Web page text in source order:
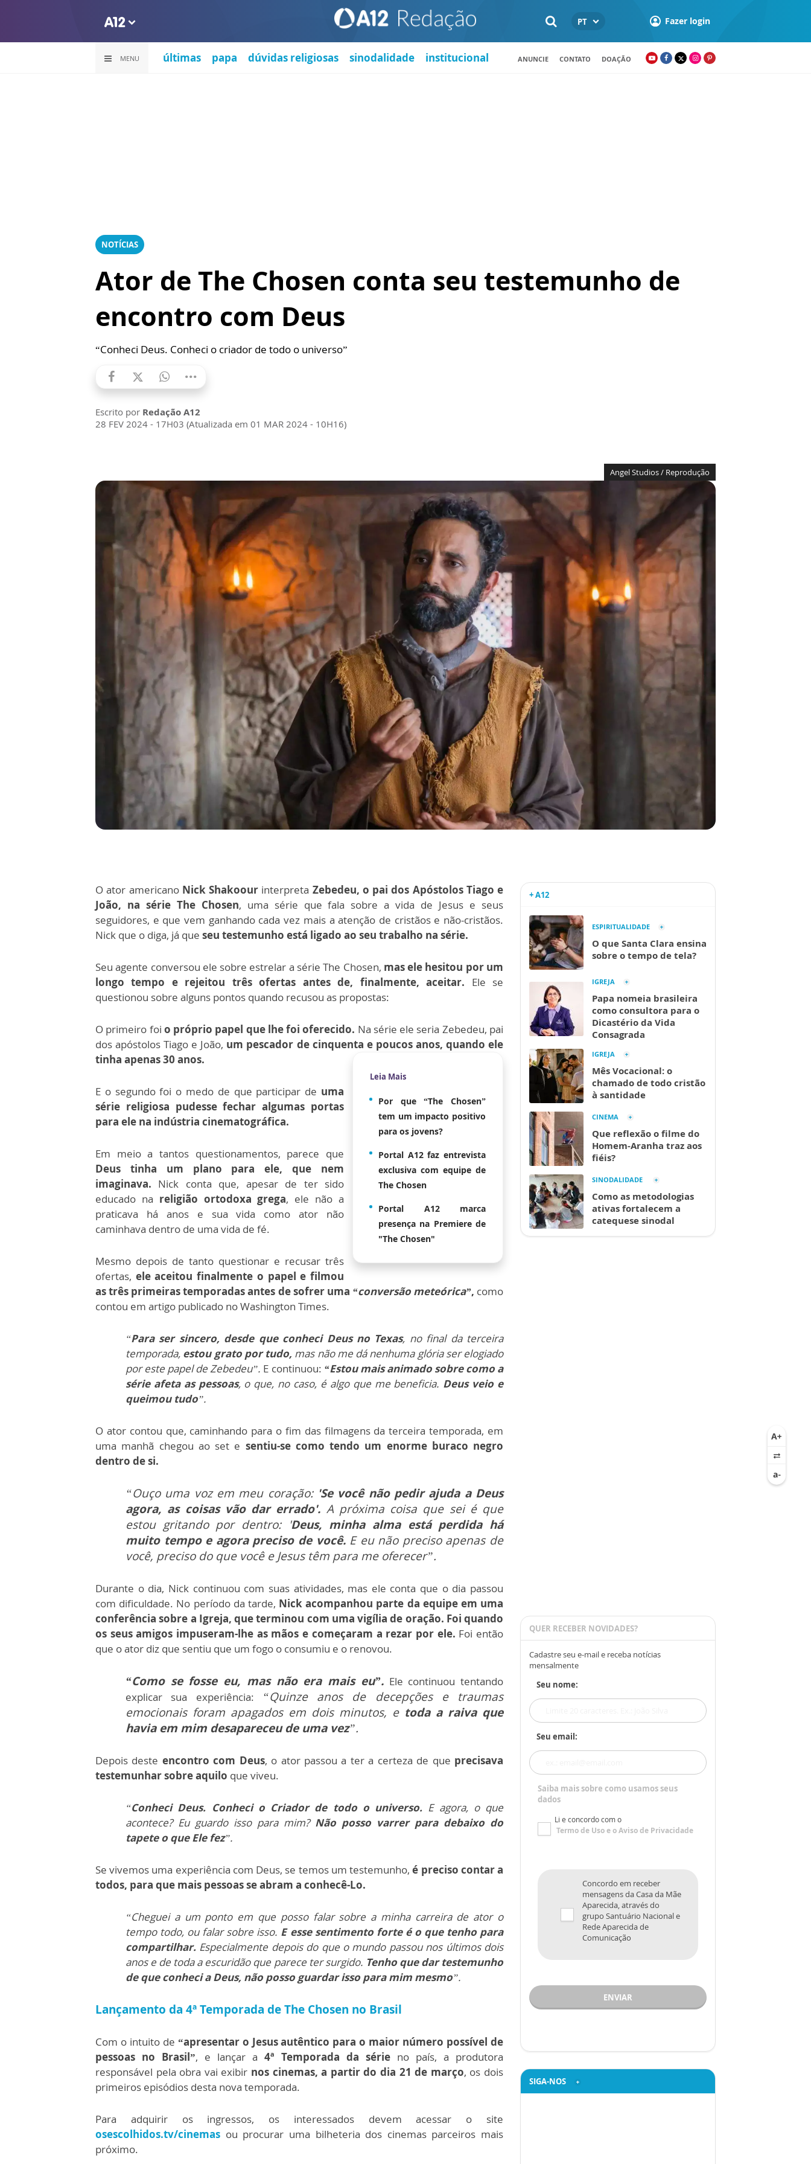
PT Fazer login
MENU últimas papa dúvidas religiosas sinodalidade institucional ANUNCIE CONTATO DOAÇÃO
NOTÍCIAS
Ator de The Chosen conta seu testemunho de
encontro com Deus
“Conheci Deus. Conheci o criador de todo o universo”
Escrito por Redação A12
28 FEV 2024 - 17H03 (Atualizada em 01 MAR 2024 - 10H16)
Angel Studios / Reprodução
O ator americano Nick Shakoour interpreta Zebedeu, o pai dos Apóstolos Tiago e
João, na série The Chosen, uma série que fala sobre a vida de Jesus e seus
seguidores, e que vem ganhando cada vez mais a atenção de cristãos e não-cristãos.
Nick que o diga, já que seu testemunho está ligado ao seu trabalho na série.
Seu agente conversou ele sobre estrelar a série The Chosen, mas ele hesitou por um
longo tempo e rejeitou três ofertas antes de, finalmente, aceitar. Ele se
questionou sobre alguns pontos quando recusou as propostas:
O primeiro foi o próprio papel que lhe foi oferecido. Na série ele seria Zebedeu, pai
dos apóstolos Tiago e João, um pescador de cinquenta e poucos anos, quando ele
tinha apenas 30 anos.
Leia Mais
Por que “The Chosen”
tem um impacto positivo
para os jovens?
Portal A12 faz entrevista
exclusiva com equipe de
The Chosen
Portal A12 marca
presença na Premiere de
"The Chosen"
E o segundo foi o medo de que participar de uma
série religiosa pudesse fechar algumas portas
para ele na indústria cinematográfica.
Em meio a tantos questionamentos, parece que
Deus tinha um plano para ele, que nem
imaginava. Nick conta que, apesar de ter sido
educado na religião ortodoxa grega, ele não a
praticava há anos e sua vida como ator não
caminhava dentro de uma vida de fé.
Mesmo depois de tanto questionar e recusar três
ofertas, ele aceitou finalmente o papel e filmou
as três primeiras temporadas antes de sofrer uma “conversão meteórica”, como
contou em artigo publicado no Washington Times.
“Para ser sincero, desde que conheci Deus no Texas, no final da terceira
temporada, estou grato por tudo, mas não me dá nenhuma glória ser elogiado
por este papel de Zebedeu”. E continuou: “Estou mais animado sobre como a
série afeta as pessoas, o que, no caso, é algo que me beneficia. Deus veio e
queimou tudo”.
O ator contou que, caminhando para o fim das filmagens da terceira temporada, em
uma manhã chegou ao set e sentiu-se como tendo um enorme buraco negro
dentro de si.
“Ouço uma voz em meu coração: 'Se você não pedir ajuda a Deus
agora, as coisas vão dar errado'. A próxima coisa que sei é que
estou gritando por dentro: ' Deus, minha alma está perdida há
muito tempo e agora preciso de você. E eu não preciso apenas de
você, preciso do que você e Jesus têm para me oferecer”.
Durante o dia, Nick continuou com suas atividades, mas ele conta que o dia passou
com dificuldade. No período da tarde, Nick acompanhou parte da equipe em uma
conferência sobre a Igreja, que terminou com uma vigília de oração. Foi quando
os seus amigos impuseram-lhe as mãos e começaram a rezar por ele. Foi então
que o ator diz que sentiu que um fogo o consumiu e o renovou.
“Como se fosse eu, mas não era mais eu”. Ele continuou tentando
explicar sua experiência:
“Quinze anos de decepções e traumas
emocionais foram apagados em dois minutos, e toda a raiva que
havia em mim desapareceu de uma vez”.
Depois deste encontro com Deus, o ator passou a ter a certeza de que precisava
testemunhar sobre aquilo que viveu.
“Conheci Deus. Conheci o Criador de todo o universo. E agora, o que
acontece? Eu guardo isso para mim? Não posso varrer para debaixo do
tapete o que Ele fez”.
Se vivemos uma experiência com Deus, se temos um testemunho,é preciso contar a
todos, para que mais pessoas se abram a conhecê-Lo.
“Cheguei a um ponto em que posso falar sobre a minha carreira de ator o
tempo todo, ou falar sobre isso. E esse sentimento forte é o que tenho para
compartilhar. Especialmente depois do que o mundo passou nos últimos dois
anos e de toda a escuridão que parece ter surgido. Tenho que dar testemunho
de que conheci a Deus, não posso guardar isso para mim mesmo”.
Lançamento da 4ª Temporada de The Chosen no Brasil
Com o intuito de “apresentar o Jesus autêntico para o maior número possível de
pessoas no Brasil”, e lançar a 4ª Temporada da série no país, a produtora
responsável pela obra vai exibir nos cinemas, a partir do dia 21 de março, os dois
primeiros episódios desta nova temporada.
Para adquirir os ingressos, os interessados devem acessar o site
osescolhidos.tv/cinemas ou procurar uma bilheteria dos cinemas parceiros mais
próximo.
+ A12
ESPIRITUALIDADE
O que Santa Clara ensina
sobre o tempo de tela?
IGREJA
Papa nomeia brasileira
como consultora para o
Dicastério da Vida
Consagrada
IGREJA
Mês Vocacional: o
chamado de todo cristão
à santidade
CINEMA
Que reflexão o filme do
Homem-Aranha traz aos
fiéis?
SINODALIDADE
Como as metodologias
ativas fortalecem a
catequese sinodal
QUER RECEBER NOVIDADES?
Cadastre seu e-mail e receba notícias
mensalmente
Seu nome:
Seu email:
Saiba mais sobre como usamos seus
dados
Li e concordo com o
Termo de Usoe oAviso de Privacidade
Concordo em receber
mensagens da Casa da Mãe
Aparecida, através do
grupo Santuário Nacional e
Rede Aparecida de
Comunicação
ENVIAR
SIGA-NOS